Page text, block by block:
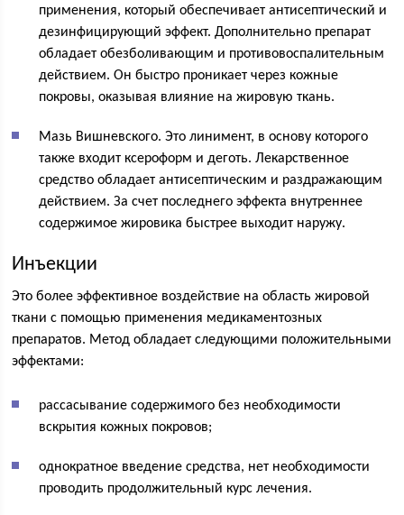
применения, который обеспечивает антисептический и
дезинфицирующий эффект. Дополнительно препарат
обладает обезболивающим и противовоспалительным
действием. Он быстро проникает через кожные
покровы, оказывая влияние на жировую ткань.
Мазь Вишневского. Это линимент, в основу которого
также входит ксероформ и деготь. Лекарственное
средство обладает антисептическим и раздражающим
действием. За счет последнего эффекта внутреннее
содержимое жировика быстрее выходит наружу.
Инъекции
Это более эффективное воздействие на область жировой
ткани с помощью применения медикаментозных
препаратов. Метод обладает следующими положительными
эффектами:
рассасывание содержимого без необходимости
вскрытия кожных покровов;
однократное введение средства, нет необходимости
проводить продолжительный курс лечения.